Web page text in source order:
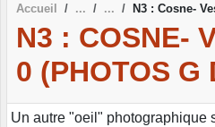
Accueil N3 : Cosne-
N3 : COSNE-
0 (PHOTOS G
Un autre "oeil" photographique